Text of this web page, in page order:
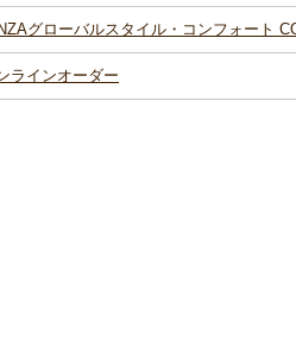
グローバルスタイル・コンフォート
ラインオーダー